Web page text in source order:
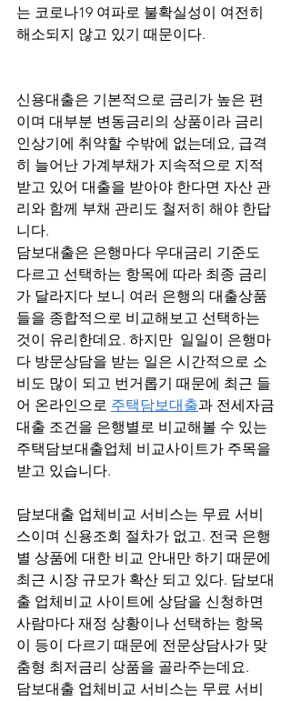
는 코로나19 여파로 불확실성이 여전히
해소되지 않고 있기 때문이다.
신용대출은 기본적으로 금리가 높은 편
이며 대부분 변동금리의 상품이라 금리
인상기에 취약할 수밖에 없는데요, 급격
히 늘어난 가계부채가 지속적으로 지적
받고 있어 대출을 받아야 한다면 자산 관
리와 함께 부채 관리도 철저히 해야 한답
니다.
담보대출은 은행마다 우대금리 기준도
다르고 선택하는 항목에 따라 최종 금리
가 달라지다 보니 여러 은행의 대출상품
들을 종합적으로 비교해보고 선택하는
것이 유리한데요. 하지만  일일이 은행마
다 방문상담을 받는 일은 시간적으로 소
비도 많이 되고 번거롭기 때문에 최근 들
어 온라인으로 주택담보대출과 전세자금
대출 조건을 은행별로 비교해볼 수 있는
주택담보대출업체 비교사이트가 주목을
받고 있습니다.
담보대출 업체비교 서비스는 무료 서비
스이며 신용조회 절차가 없고. 전국 은행
별 상품에 대한 비교 안내만 하기 때문에
최근 시장 규모가 확산 되고 있다. 담보대
출 업체비교 사이트에 상담을 신청하면
사람마다 재정 상황이나 선택하는 항목
이 등이 다르기 때문에 전문상담사가 맞
춤형 최저금리 상품을 골라주는데요.
담보대출 업체비교 서비스는 무료 서비